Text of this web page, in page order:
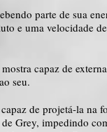
parte de sua
e uma velocidade
capaz de
seu.
de projetá-la na
Grey, impedindo